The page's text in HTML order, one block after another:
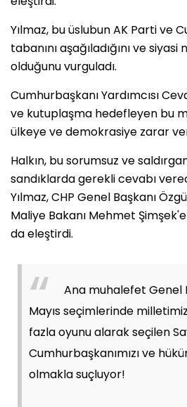
Yılmaz, bu üslubun AK Parti ve
tabanını aşağıladığını ve
olduğunu vurguladı.
Cumhurbaşkanı Yardımcısı
ve kutuplaşma hedefleyen bu
ülkeye ve demokrasiye zarar
Halkın, bu sorumsuz ve
sandıklarda gerekli cevabı
Yılmaz, CHP Genel Başkanı
Maliye Bakanı Mehmet
da eleştirdi.
Ana muhalefet Genel
Mayıs seçimlerinde
fazla oyunu alarak seçilen
Cumhurbaşkanımızı ve
olmakla suçluyor!